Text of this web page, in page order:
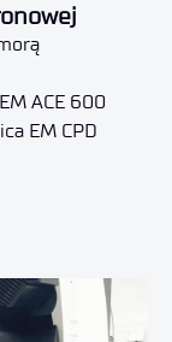
ACE 600
EM CPD